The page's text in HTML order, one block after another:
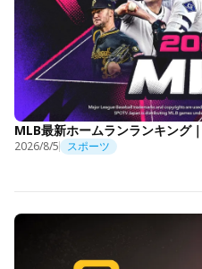
MLB最新ホームランランキング
2026/8/5 スポーツ